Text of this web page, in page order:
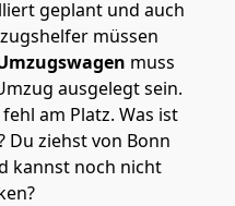
geplant und auch
müssen
muss
ausgelegt sein.
am Platz. Was ist
Du ziehst von Bonn
kannst noch nicht